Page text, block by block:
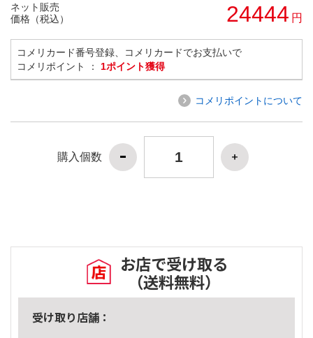
ネット販売
価格（税込）
24444 円
コメリカード番号登録、コメリカードでお支払いで
コメリポイント ： 1ポイント獲得
コメリポイントについて
購入個数
お店で受け取る
（送料無料）
受け取り店舗：